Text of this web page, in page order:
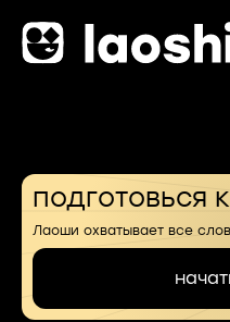
подготовься
Лаоши охватывает все